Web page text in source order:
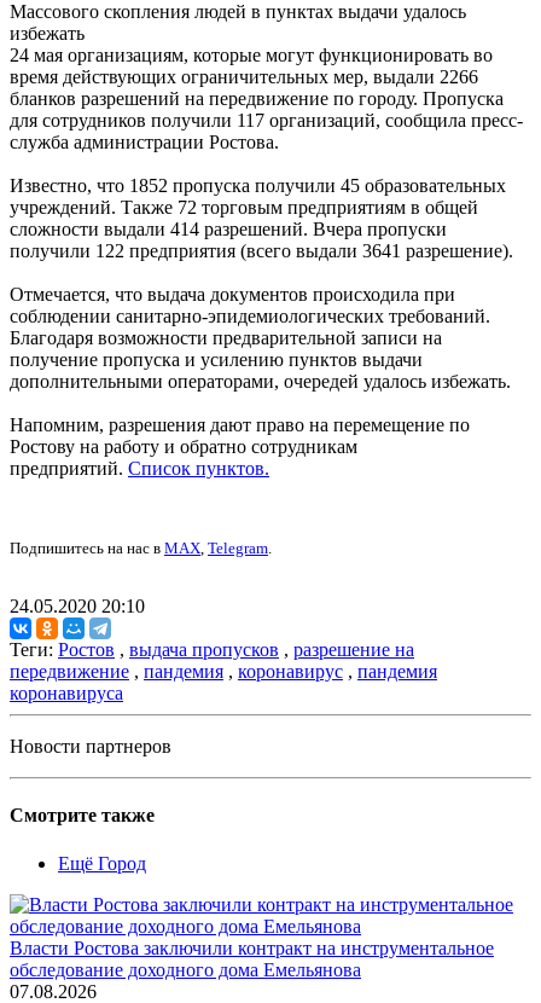
Массового скопления людей в пунктах выдачи удалось
избежать
24 мая организациям, которые могут функционировать во
время действующих ограничительных мер, выдали 2266
бланков разрешений на передвижение по городу. Пропуска
для сотрудников получили 117 организаций, сообщила пресс-
служба администрации Ростова.
Известно, что 1852 пропуска получили 45 образовательных
учреждений. Также 72 торговым предприятиям в общей
сложности выдали 414 разрешений. Вчера пропуски
получили 122 предприятия (всего выдали 3641 разрешение).
Отмечается, что выдача документов происходила при
соблюдении санитарно-эпидемиологических требований.
Благодаря возможности предварительной записи на
получение пропуска и усилению пунктов выдачи
дополнительными операторами, очередей удалось избежать.
Напомним, разрешения дают право на перемещение по
Ростову на работу и обратно сотрудникам
предприятий. Список пунктов.
Подпишитесь на нас в MAX, Telegram.
24.05.2020 20:10
Теги: Ростов , выдача пропусков , разрешение на
передвижение , пандемия , коронавирус , пандемия
коронавируса
Новости партнеров
Смотрите также
Ещё Город
Власти Ростова заключили контракт на инструментальное
обследование доходного дома Емельянова
07.08.2026